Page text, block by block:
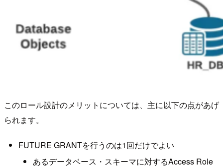
このロール設計のメリットについては、主に以下の点があげ
られます。
FUTURE GRANTを行うのは1回だけでよい
あるデータベース・スキーマに対するAccess Role